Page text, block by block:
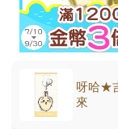
呀哈★
來